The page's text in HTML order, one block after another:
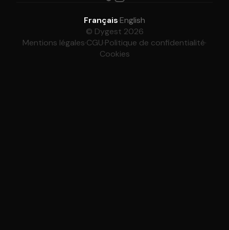
Français·English
© Dygest 2026
Mentions légales·CGU·Politique de confidentialité·
Cookies